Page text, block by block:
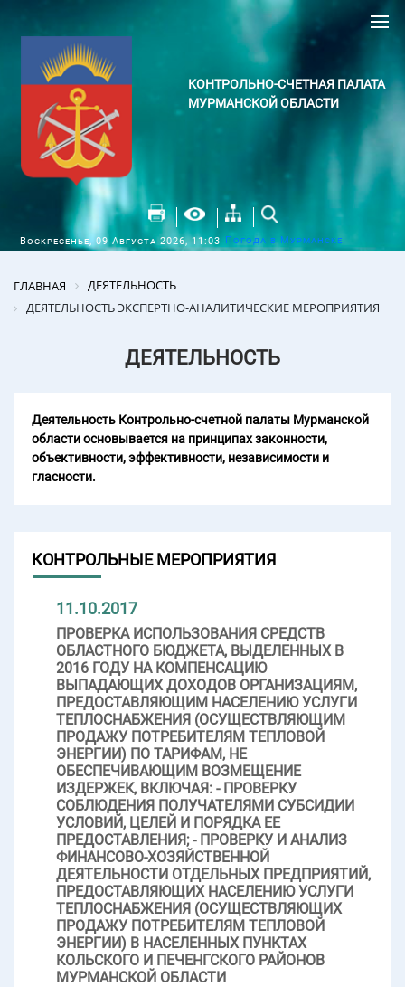
КОНТРОЛЬНО-СЧЕТНАЯ ПАЛАТА
МУРМАНСКОЙ ОБЛАСТИ
Воскресенье, 09 Августа 2026, 11:03 Погода в Мурманске
ГЛАВНАЯ
ДЕЯТЕЛЬНОСТЬ
ДЕЯТЕЛЬНОСТЬ ЭКСПЕРТНО-АНАЛИТИЧЕСКИЕ МЕРОПРИЯТИЯ
ДЕЯТЕЛЬНОСТЬ
Деятельность Контрольно-счетной палаты Мурманской
области основывается на принципах законности,
объективности, эффективности, независимости и
гласности.
КОНТРОЛЬНЫЕ МЕРОПРИЯТИЯ
11.10.2017
ПРОВЕРКА ИСПОЛЬЗОВАНИЯ СРЕДСТВ
ОБЛАСТНОГО БЮДЖЕТА, ВЫДЕЛЕННЫХ В
2016 ГОДУ НА КОМПЕНСАЦИЮ
ВЫПАДАЮЩИХ ДОХОДОВ ОРГАНИЗАЦИЯМ,
ПРЕДОСТАВЛЯЮЩИМ НАСЕЛЕНИЮ УСЛУГИ
ТЕПЛОСНАБЖЕНИЯ (ОСУЩЕСТВЛЯЮЩИМ
ПРОДАЖУ ПОТРЕБИТЕЛЯМ ТЕПЛОВОЙ
ЭНЕРГИИ) ПО ТАРИФАМ, НЕ
ОБЕСПЕЧИВАЮЩИМ ВОЗМЕЩЕНИЕ
ИЗДЕРЖЕК, ВКЛЮЧАЯ: - ПРОВЕРКУ
СОБЛЮДЕНИЯ ПОЛУЧАТЕЛЯМИ СУБСИДИИ
УСЛОВИЙ, ЦЕЛЕЙ И ПОРЯДКА ЕЕ
ПРЕДОСТАВЛЕНИЯ; - ПРОВЕРКУ И АНАЛИЗ
ФИНАНСОВО-ХОЗЯЙСТВЕННОЙ
ДЕЯТЕЛЬНОСТИ ОТДЕЛЬНЫХ ПРЕДПРИЯТИЙ,
ПРЕДОСТАВЛЯЮЩИХ НАСЕЛЕНИЮ УСЛУГИ
ТЕПЛОСНАБЖЕНИЯ (ОСУЩЕСТВЛЯЮЩИХ
ПРОДАЖУ ПОТРЕБИТЕЛЯМ ТЕПЛОВОЙ
ЭНЕРГИИ) В НАСЕЛЕННЫХ ПУНКТАХ
КОЛЬСКОГО И ПЕЧЕНГСКОГО РАЙОНОВ
МУРМАНСКОЙ ОБЛАСТИ